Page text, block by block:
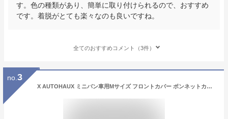
す。色の種類があり、簡単に取り付けられるので、おすすめ
です。着脱がとても楽々なのも良いですね。
全てのおすすめコメント（3件）
no. 3
X AUTOHAUX ミニバン車用Mサイズ フロントカバー ボンネットカバー ヘッドライト黄ばみ劣化 防止 保護 uvカット 雹対策 蛍光反射 防風ロープ付き ブラック 長さ164cm